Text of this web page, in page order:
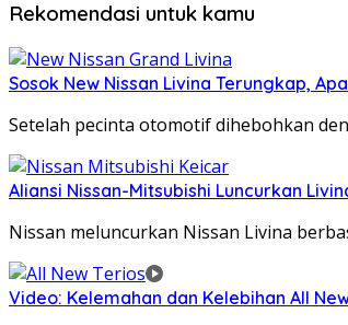
Rekomendasi untuk kamu
Sosok New Nissan Livina Terungkap,
Setelah pecinta otomotif dihebohkan
Aliansi Nissan-Mitsubishi Luncurkan
Nissan meluncurkan Nissan Livina
Video: Kelemahan dan Kelebihan All